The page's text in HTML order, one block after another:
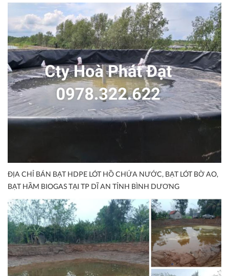
ĐỊA CHỈ BÁN BẠT HDPE LÓT HỒ CHỨA NƯỚC, BẠT LÓT BỜ AO,
BẠT HẦM BIOGAS TẠI TP DĨ AN TỈNH BÌNH DƯƠNG